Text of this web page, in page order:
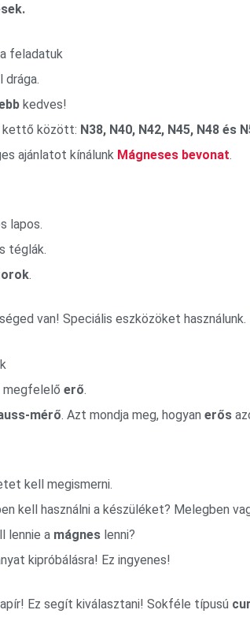
feladatuk
drága.
kedves!
kettő között: N38, N40, N42, N45, N48 és
ajánlatot kínálunk Mágneses bevonat.
lapos.
téglák.
.
van! Speciális eszközöket használunk.
megfelelő erő.
mérő. Azt mondja meg, hogyan erős
kell megismerni.
kell használni a készüléket? Melegben
lennie a mágnes lenni?
kipróbálásra! Ez ingyenes!
Ez segít kiválasztani! Sokféle típusú